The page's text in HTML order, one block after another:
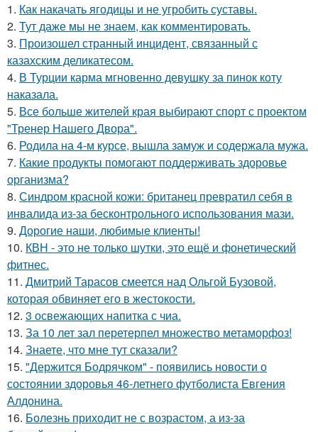
1. Как накачать ягодицы и не угробить суставы.
2. Тут даже мы не знаем, как комментировать.
3. Произошел странный инцидент, связанный с
казахским деликатесом.
4. В Турции карма мгновенно девушку за пинок коту
наказала.
5. Все больше жителей края выбирают спорт с проектом
"Тренер Нашего Двора".
6. Родила на 4-м курсе, вышла замуж и содержала мужа.
7. Какие продукты помогают поддерживать здоровье
организма?
8. Синдром красной кожи: британец превратил себя в
инвалида из-за бесконтрольного использования мази.
9. Дорогие наши, любимые клиенты!
10. КВН - это не только шутки, это ещё и фонетический
фитнес.
11. Дмитрий Тарасов смеется над Ольгой Бузовой,
которая обвиняет его в жестокости.
12. 3 освежающих напитка с чиа.
13. За 10 лет зал перетерпел множество метаморфоз!
14. Знаете, что мне тут сказали?
15. "Держится Бодрячком" - появились новости о
состоянии здоровья 46-летнего футболиста Евгения
Алдонина.
16. Болезнь приходит не с возрастом, а из-за